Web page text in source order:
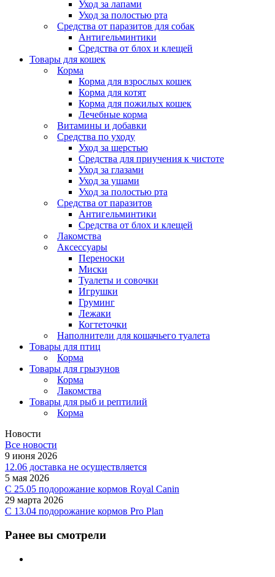
Уход за лапами
Уход за полостью рта
Средства от паразитов для собак
Антигельминтики
Средства от блох и клещей
Товары для кошек
Корма
Корма для взрослых кошек
Корма для котят
Корма для пожилых кошек
Лечебные корма
Витамины и добавки
Средства по уходу
Уход за шерстью
Средства для приучения к чистоте
Уход за глазами
Уход за ушами
Уход за полостью рта
Средства от паразитов
Антигельминтики
Средства от блох и клещей
Лакомства
Аксессуары
Переноски
Миски
Туалеты и совочки
Игрушки
Груминг
Лежаки
Когтеточки
Наполнители для кошачьего туалета
Товары для птиц
Корма
Товары для грызунов
Корма
Лакомства
Товары для рыб и рептилий
Корма
Новости
Все новости
9 июня 2026
12.06 доставка не осуществляется
5 мая 2026
C 25.05 подорожание кормов Royal Canin
29 марта 2026
С 13.04 подорожание кормов Pro Plan
Ранее вы смотрели